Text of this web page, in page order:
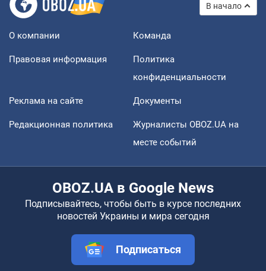
В начало
О компании Команда
Правовая информация
Политика
конфиденциальности
Реклама на сайте Документы
Редакционная политика
Журналисты OBOZ.UA на
месте событий
OBOZ.UA в Google News
Подписывайтесь, чтобы быть в курсе последних
новостей Украины и мира сегодня
Подписаться